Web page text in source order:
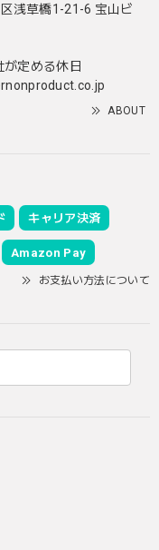
浅草橋1-21-6 宝山ビ
定める休日
ABOUT
キャリア決済
Amazon Pay
お支払い方法について